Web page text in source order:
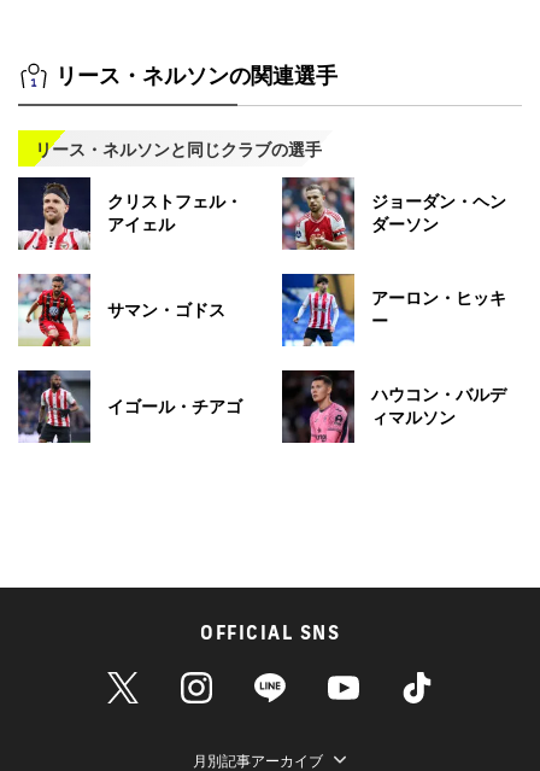
リース・ネルソンの関連選手
リース・ネルソンと同じクラブの選手
クリストフェル・
アイェル
ジョーダン・ヘン
ダーソン
サマン・ゴドス
アーロン・ヒッキ
ー
イゴール・チアゴ
ハウコン・バルデ
ィマルソン
OFFICIAL SNS
月別記事アーカイブ